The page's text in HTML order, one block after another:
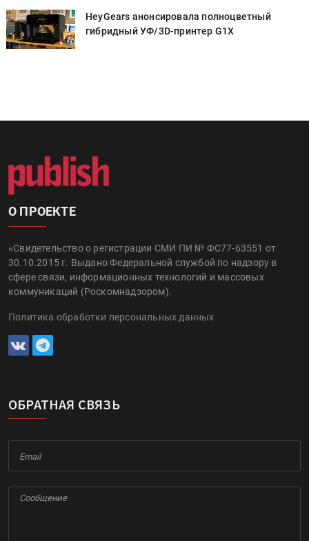
HeyGears анонсировала полноцветный
гибридный УФ/3D-принтер G1X
О ПРОЕКТЕ
«Свидетельство о регистрации СМИ ПИ № ФС77-63551 от
30.10.2015 г. Выдано Федеральной службой по надзору в
сфере связи, информационных технологий и массовых
коммуникаций (Роскомнадзором).
Политика обработки персональных данных
ОБРАТНАЯ СВЯЗЬ